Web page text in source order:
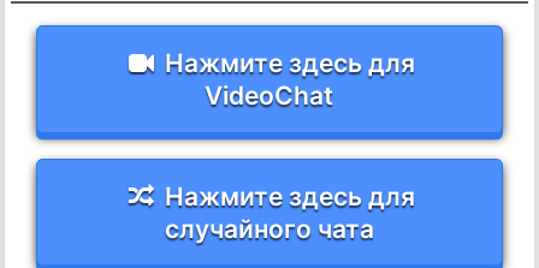
Нажмите здесь для
VideoChat
Нажмите здесь для
случайного чата